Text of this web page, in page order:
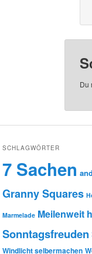
Du
SCHLAGWÖRTER
7 Sachen
Granny Squares
Marmelade Meilenweit
Sonntagsfreuden
Windlicht selbermachen